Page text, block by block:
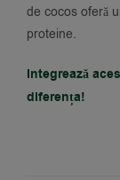
de cocos oferă
proteine.
Integrează
diferența!